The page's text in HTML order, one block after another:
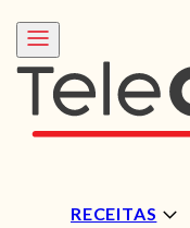
RECEITAS